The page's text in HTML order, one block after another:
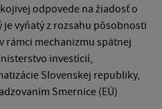
odpovede na žiadosť o
vyňatý z rozsahu pôsobnosti
rámci mechanizmu spätnej
investícií,
Slovenskej republiky,
Smernice (EÚ)